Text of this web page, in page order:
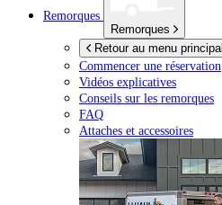
Remorques
Remorques
Retour au menu principal
Commencer une réservation
Vidéos explicatives
Conseils sur les remorques
FAQ
Attaches et accessoires